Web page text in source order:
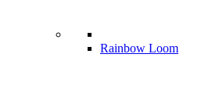
Rainbow Loom